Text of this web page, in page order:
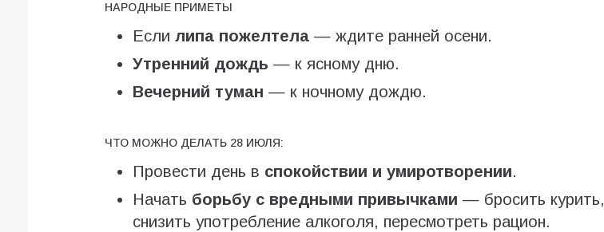
НАРОДНЫЕ ПРИМЕТЫ
Если липа пожелтела— ждите ранней осени.
Утренний дождь — к ясному дню.
Вечерний туман — к ночному дождю.
ЧТО МОЖНО ДЕЛАТЬ 28 ИЮЛЯ:
Провести день в спокойствии и умиротворении.
Начать борьбу с вредными привычками — бросить курить,
снизить употребление алкоголя, пересмотреть рацион.